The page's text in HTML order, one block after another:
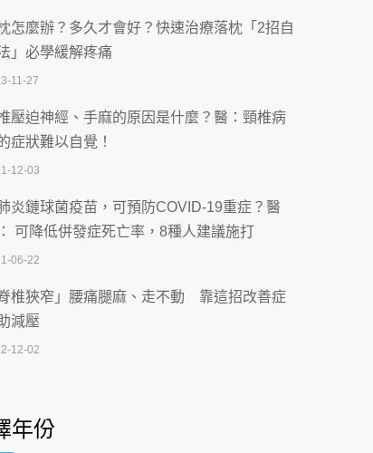
飆破41度！醫連收兩例中暑病例：致死
8成
07-07
萬華55年 西園醫院回顧發展歷程與智慧
布局
07-06
年臺北市「防癌保衛戰：健康好禮一手
】 宣導
07-02
無菸城市】 宣導
07-02
霸議員黃秋澤癌逝！食道癌為何奪命快？
園醫院55周年 7／10捐血公益活動 邀民眾
怎麼辦？多久才會好？快速治療落枕「2招自
」必學緩解疼痛
11-27
壓迫神經、手麻的原因是什麼？醫：頸椎病
症狀難以自覺！
12-03
炎鏈球菌疫苗，可預防COVID-19重症？醫
可降低併發症死亡率，8種人建議施打
06-22
脊椎狹窄」腰痛腿麻、走不動 靠這招改善症
減壓
12-02
02-17
年份